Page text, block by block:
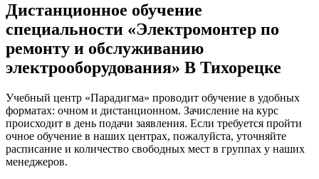
Дистанционное обучение
специальности «Электромонтер по
ремонту и обслуживанию
электрооборудования» В Тихорецке
Учебный центр «Парадигма» проводит обучение в удобных
форматах: очном и дистанционном. Зачисление на курс
происходит в день подачи заявления. Если требуется пройти
очное обучение в наших центрах, пожалуйста, уточняйте
расписание и количество свободных мест в группах у наших
менеджеров.